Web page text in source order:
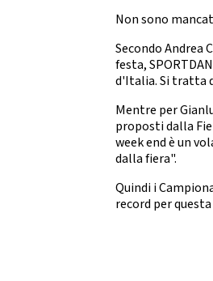
Non sono
Secondo Andrea
festa,
d'Italia. Si tratta
Mentre per
proposti dalla
week end è un
dalla fiera".
Quindi i
record per